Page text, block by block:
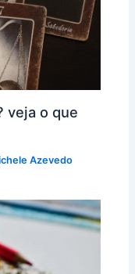
veja o que
Azevedo